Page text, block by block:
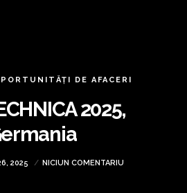
DE AFACERI
2025,
2025 NICIUN COMENTARIU